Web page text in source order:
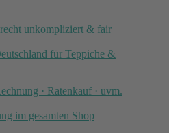
unkompliziert & fair
für Teppiche &
· Ratenkauf · uvm.
im gesamten Shop